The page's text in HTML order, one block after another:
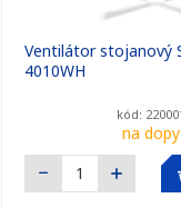
Ventilátor stojanový
4010WH
kód:
na